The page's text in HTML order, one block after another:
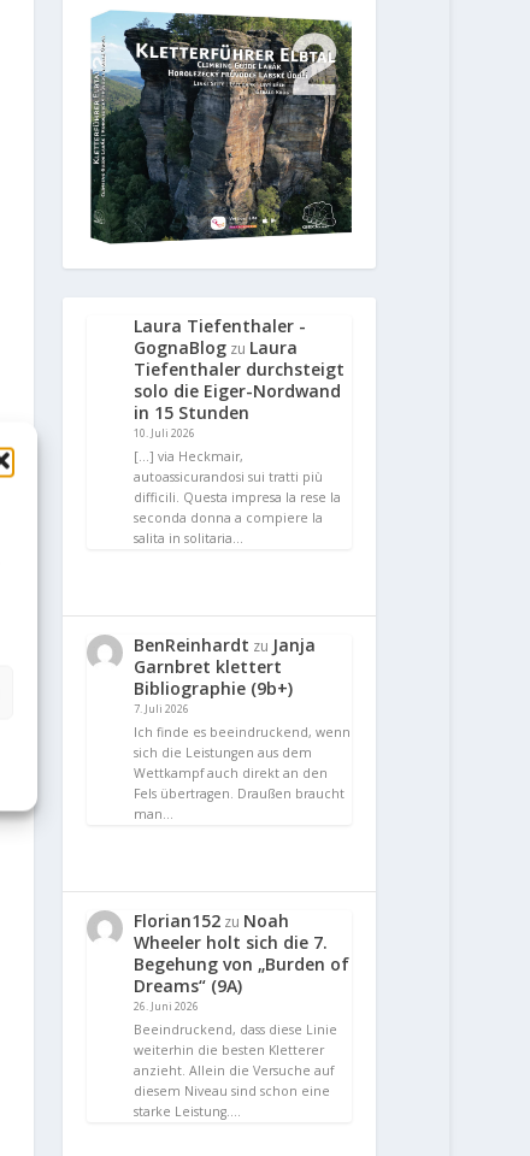
Laura Tiefenthaler -
GognaBlog zu Laura
Tiefenthaler durchsteigt
solo die Eiger-Nordwand
in 15 Stunden
10. Juli 2026
[…] via Heckmair,
autoassicurandosi sui tratti più
difficili. Questa impresa la rese la
seconda donna a compiere la
salita in solitaria…
BenReinhardt zu Janja
Garnbret klettert
Bibliographie (9b+)
7. Juli 2026
Ich finde es beeindruckend, wenn
sich die Leistungen aus dem
Wettkampf auch direkt an den
Fels übertragen. Draußen braucht
man…
Florian152 zu Noah
Wheeler holt sich die 7.
Begehung von „Burden of
Dreams“ (9A)
26. Juni 2026
Beeindruckend, dass diese Linie
weiterhin die besten Kletterer
anzieht. Allein die Versuche auf
diesem Niveau sind schon eine
starke Leistung.…